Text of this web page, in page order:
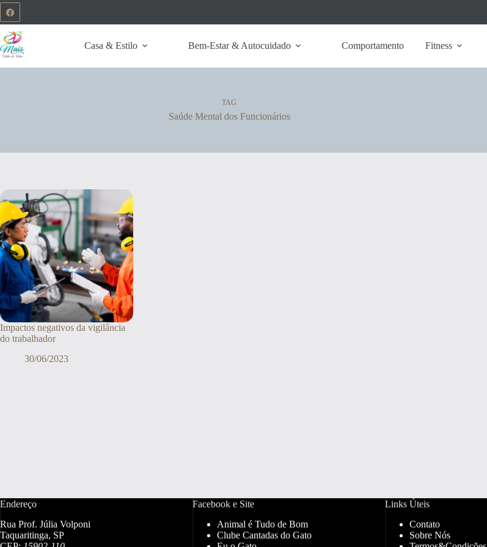
Casa & Estilo Bem-Estar & Autocuidado Comportamento Fitness
TAG
Saúde Mental dos Funcionários
Impactos negativos da vigilância
do trabalhador
30/06/2023
Endereço
Rua Prof. Júlia Volponi
Taquaritinga, SP
Facebook e Site
Animal é Tudo de Bom
Clube Cantadas do Gato
Links Úteis
Contato
Sobre Nós